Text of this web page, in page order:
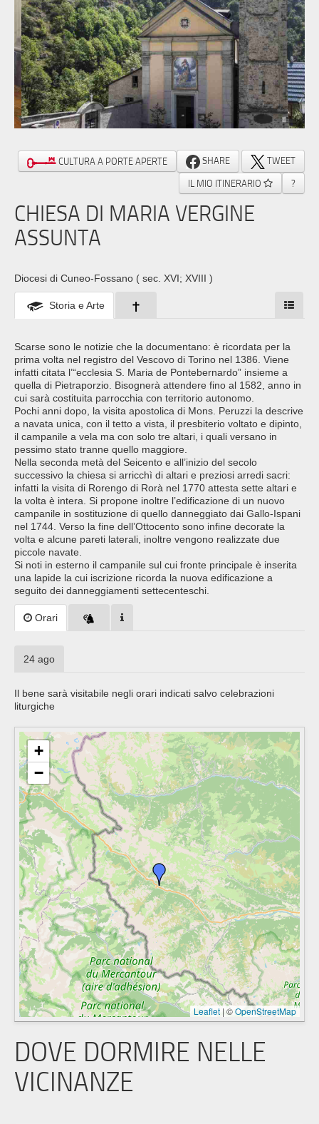
CULTURA A PORTE APERTE SHARE
TWEET
IL MIO ITINERARIO
?
CHIESA DI MARIA VERGINE
ASSUNTA
Diocesi di Cuneo-Fossano ( sec. XVI; XVIII )
Storia e Arte
Scarse sono le notizie che la documentano: è ricordata per la
prima volta nel registro del Vescovo di Torino nel 1386. Viene
infatti citata l’“ecclesia S. Maria de Pontebernardo” insieme a
quella di Pietraporzio. Bisognerà attendere fino al 1582, anno in
cui sarà costituita parrocchia con territorio autonomo.
Pochi anni dopo, la visita apostolica di Mons. Peruzzi la descrive
a navata unica, con il tetto a vista, il presbiterio voltato e dipinto,
il campanile a vela ma con solo tre altari, i quali versano in
pessimo stato tranne quello maggiore.
Nella seconda metà del Seicento e all’inizio del secolo
successivo la chiesa si arricchì di altari e preziosi arredi sacri:
infatti la visita di Rorengo di Rorà nel 1770 attesta sette altari e
la volta è intera. Si propone inoltre l’edificazione di un nuovo
campanile in sostituzione di quello danneggiato dai Gallo-Ispani
nel 1744. Verso la fine dell’Ottocento sono infine decorate la
volta e alcune pareti laterali, inoltre vengono realizzate due
piccole navate.
Si noti in esterno il campanile sul cui fronte principale è inserita
una lapide la cui iscrizione ricorda la nuova edificazione a
seguito dei danneggiamenti settecenteschi.
Orari
24 ago
Il bene sarà visitabile negli orari indicati salvo celebrazioni
liturgiche
+
−
Leaflet | ©OpenStreetMap
DOVE DORMIRE NELLE
VICINANZE